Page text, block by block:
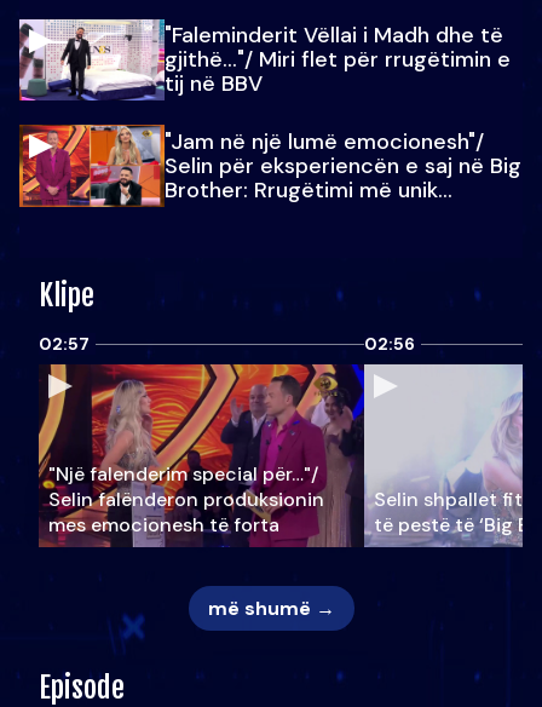
"Faleminderit Vëllai i Madh dhe të
gjithë…"/ Miri flet për rrugëtimin e
tij në BBV
"Jam në një lumë emocionesh"/
Selin për eksperiencën e saj në Big
Brother: Rrugëtimi më unik…
Klipe
02:57
"Një falenderim special për…"/
Selin falënderon produksionin
mes emocionesh të forta
02:56
Selin shpallet
të pestë të ‘Big
më shumë →
Episode